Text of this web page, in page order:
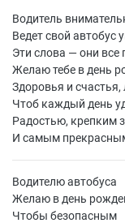
Водитель
Ведет свой автобус
Эти слова — они все
Желаю тебе в день
Здоровья и счастья,
Чтоб каждый день
Радостью, крепким
И самым
Водителю автобуса
Желаю в день
Чтобы безопасным